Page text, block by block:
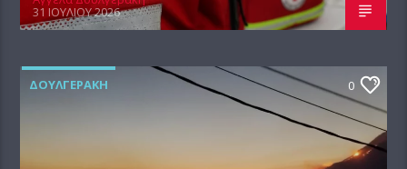
31 ΙΟΥΛΊΟΥ 2026
ΔΟΥΛΓΕΡΆΚΗ 0